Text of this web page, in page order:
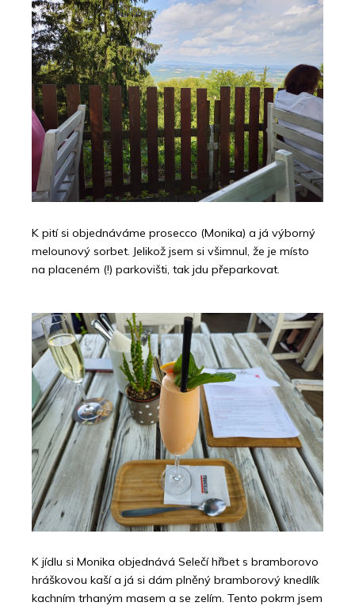
K pití si objednáváme prosecco (Monika) a já výborný
melounový sorbet. Jelikož jsem si všimnul, že je místo
na placeném (!) parkovišti, tak jdu přeparkovat.
K jídlu si Monika objednává Selečí hřbet s bramborovo
hráškovou kaší a já si dám plněný bramborový knedlík
kachním trhaným masem a se zelím. Tento pokrm jsem